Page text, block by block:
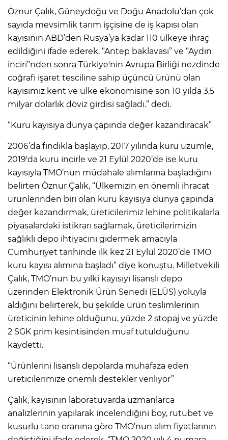
Öznur Çalık, Güneydoğu ve Doğu Anadolu’dan çok
sayıda mevsimlik tarım işçisine de iş kapısı olan
kayısının ABD’den Rusya’ya kadar 110 ülkeye ihraç
edildiğini ifade ederek, “Antep baklavası” ve “Aydın
inciri”nden sonra Türkiye'nin Avrupa Birliği nezdinde
coğrafi işaret tesciline sahip üçüncü ürünü olan
kayısımız kent ve ülke ekonomisine son 10 yılda 3,5
milyar dolarlık döviz girdisi sağladı.” dedi.
“Kuru kayısıya dünya çapında değer kazandıracak”
2006’da fındıkla başlayıp, 2017 yılında kuru üzümle,
2019'da kuru incirle ve 21 Eylül 2020’de ise kuru
kayısıyla TMO’nun müdahale alımlarına başladığını
belirten Öznur Çalık, “Ülkemizin en önemli ihracat
ürünlerinden biri olan kuru kayısıya dünya çapında
değer kazandırmak, üreticilerimiz lehine politikalarla
piyasalardaki istikrarı sağlamak, üreticilerimizin
sağlıklı depo ihtiyacını gidermek amacıyla
Cumhuriyet tarihinde ilk kez 21 Eylül 2020’de TMO
kuru kayısı alımına başladı” diye konuştu. Milletvekili
Çalık, TMO’nun bu yılki kayısıyı lisanslı depo
üzerinden Elektronik Ürün Senedi (ELÜS) yoluyla
aldığını belirterek, bu şekilde ürün teslimlerinin
üreticinin lehine olduğunu, yüzde 2 stopaj ve yüzde
2 SGK prim kesintisinden muaf tutulduğunu
kaydetti.
“Ürünlerini lisanslı depolarda muhafaza eden
üreticilerimize önemli destekler veriliyor”
Çalık, kayısının laboratuvarda uzmanlarca
analizlerinin yapılarak incelendiğini boy, rutubet ve
kusurlu tane oranına göre TMO’nun alım fiyatlarının